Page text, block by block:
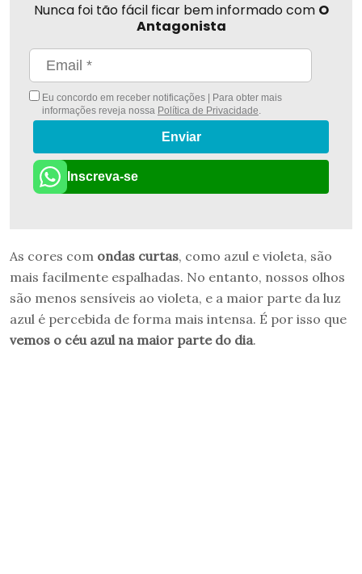
Nunca foi tão fácil ficar bem informado com O
Antagonista
Eu concordo em receber notificações | Para obter mais
informações reveja nossa Política de Privacidade.
Enviar
Inscreva-se
As cores com ondas curtas, como azul e violeta, são
mais facilmente espalhadas. No entanto, nossos olhos
são menos sensíveis ao violeta, e a maior parte da luz
azul é percebida de forma mais intensa. É por isso que
vemos o céu azul na maior parte do dia.